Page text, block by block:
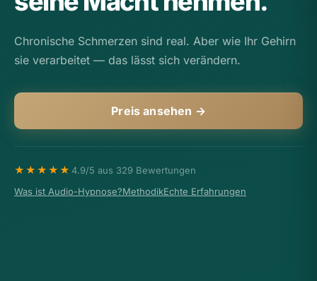
Chronische Schmerzen sind real. Aber wie Ihr Gehirn
sie verarbeitet — das lässt sich verändern.
Preis ansehen →
★★★★★ 4.9/5 aus 329 Bewertungen
Was ist Audio-Hypnose?MethodikEchte Erfahrungen